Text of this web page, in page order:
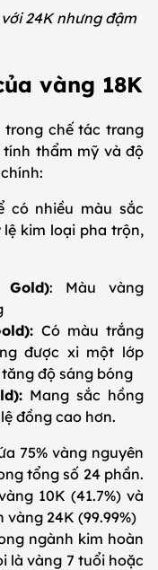
24K nhưng đậm
vàng 18K
trong chế tác trang
thẩm mỹ và độ
có nhiều màu sắc
kim loại pha trộn,
: Màu vàng
Có màu trắng
được xi một lớp
độ sáng bóng
Mang sắc hồng
đồng cao hơn.
75% vàng nguyên
tổng số 24 phần.
10K (41.7%) và
vàng 24K (99.99%)
ngành kim hoàn
là vàng 7 tuổi hoặc